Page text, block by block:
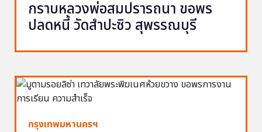
กราบหลวงพ่อสมปรารถนา ขอพร
ปลดหนี้ วัดสำปะซิว สุพรรณบุรี
กรุงเทพมหานครฯ